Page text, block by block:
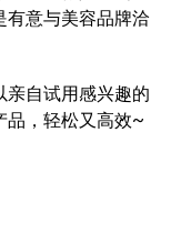
有意与美容品牌洽
亲自试用感兴趣的
品，轻松又高效~